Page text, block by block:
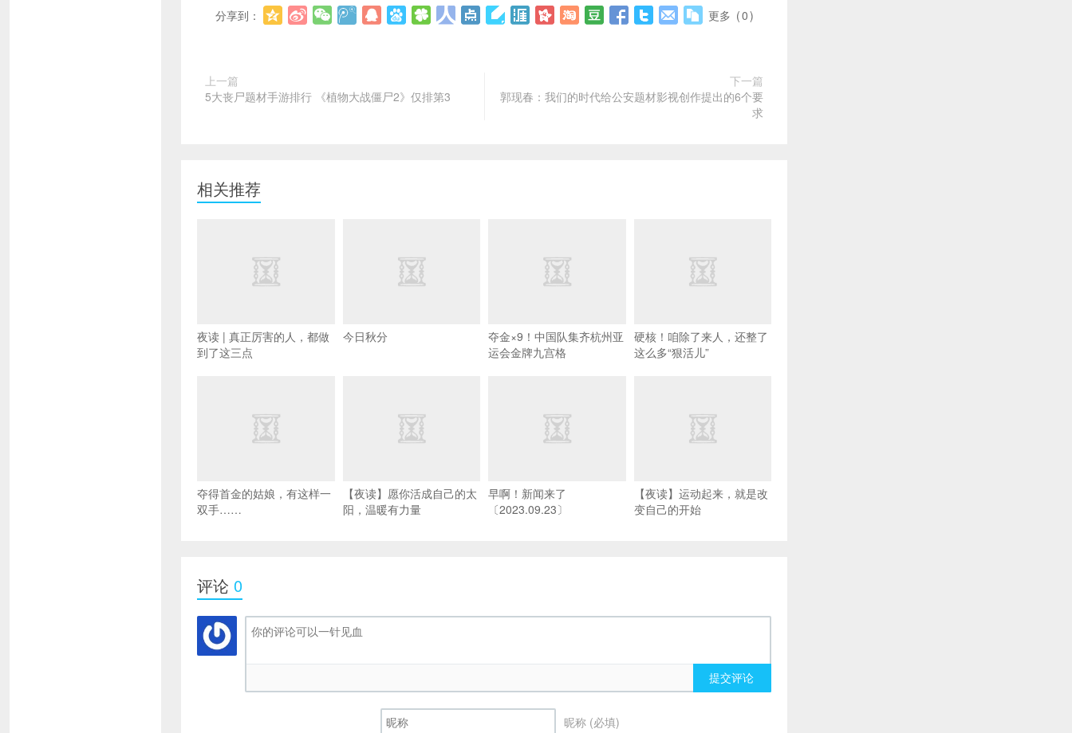
分享到： 更多 (0)
上一篇
5大丧尸题材手游排行 《植物大战僵尸2》仅排第3
下一篇
郭现春：我们的时代给公安题材影视创作提出的6个要
求
相关推荐
夜读 | 真正厉害的人，都做
到了这三点
今日秋分
夺金×9！中国队集齐杭州亚
运会金牌九宫格
硬核！咱除了来人，还整了
这么多“狠活儿”
夺得首金的姑娘，有这样一
双手……
【夜读】愿你活成自己的太
阳，温暖有力量
早啊！新闻来了
〔2023.09.23〕
【夜读】运动起来，就是改
变自己的开始
评论 0
提交评论
昵称 (必填)